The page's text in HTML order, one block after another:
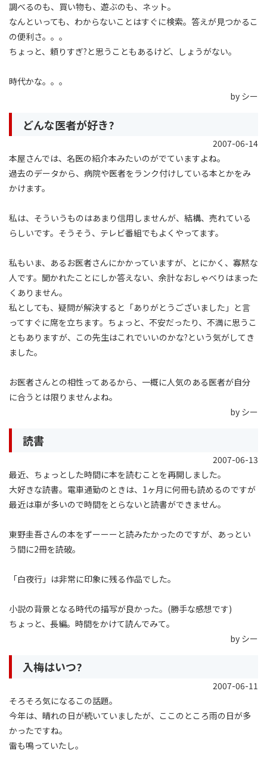
調べるのも、買い物も、遊ぶのも、ネット。
なんといっても、わからないことはすぐに検索。答えが見つかるこ
の便利さ。。。
ちょっと、頼りすぎ?と思うこともあるけど、しょうがない。
時代かな。。。
by シー
どんな医者が好き?
2007-06-14
本屋さんでは、名医の紹介本みたいのがでていますよね。
過去のデータから、病院や医者をランク付けしている本とかをみ
かけます。
私は、そういうものはあまり信用しませんが、結構、売れている
らしいです。そうそう、テレビ番組でもよくやってます。
私もいま、あるお医者さんにかかっていますが、とにかく、寡黙な
人です。聞かれたことにしか答えない、余計なおしゃべりはまった
くありません。
私としても、疑問が解決すると「ありがとうございました」と言
ってすぐに席を立ちます。ちょっと、不安だったり、不満に思うこ
ともありますが、この先生はこれでいいのかな?という気がしてき
ました。
お医者さんとの相性ってあるから、一概に人気のある医者が自分
に合うとは限りませんよね。
by シー
読書
2007-06-13
最近、ちょっとした時間に本を読むことを再開しました。
大好きな読書。電車通勤のときは、1ヶ月に何冊も読めるのですが
最近は車が多いので時間をとらないと読書ができません。
東野圭吾さんの本をずーーーと読みたかったのですが、あっとい
う間に2冊を読破。
「白夜行」は非常に印象に残る作品でした。
小説の背景となる時代の描写が良かった。(勝手な感想です)
ちょっと、長編。時間をかけて読んでみて。
by シー
入梅はいつ?
2007-06-11
そろそろ気になるこの話題。
今年は、晴れの日が続いていましたが、ここのところ雨の日が多
かったですね。
雷も鳴っていたし。